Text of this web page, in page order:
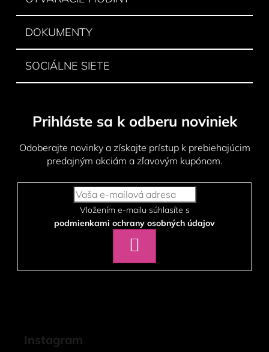
DOKUMENTY
SOCIÁLNE SIETE
Prihláste sa k odberu noviniek
Odoberajte novinky a získajte prístup k prebiehajúcim
predajným akciám a zľavovým kupónom.
podmienkami ochrany osobných údajov
SA
Instagram